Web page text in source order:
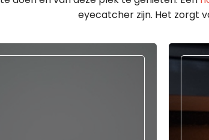
eyecatcher zijn. Het zorgt